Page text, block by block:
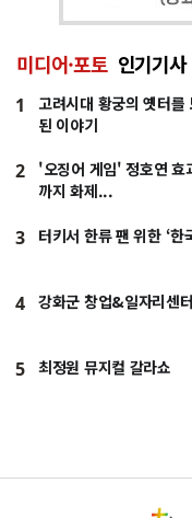
미디어·포토 인기기사
1
고려시대 황궁의 옛터를
된 이야기
2
'오징어 게임' 정호연 효
까지 화제...
3 터키서 한류 팬 위한 ‘한
4 강화군 창업&일자리센터
5 최정원 뮤지컬 갈라쇼